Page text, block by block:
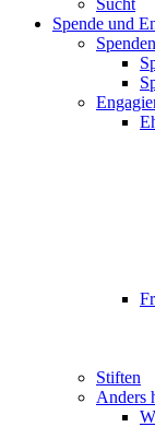
Sucht
Spende und
Spenden
Stiften
Anders